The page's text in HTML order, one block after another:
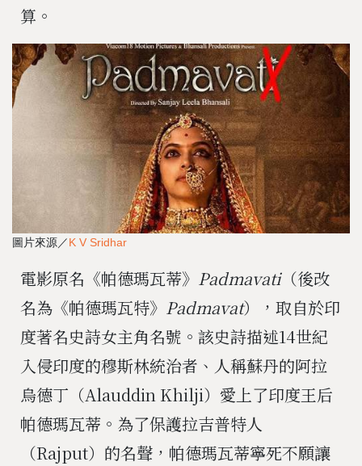
算。
圖片來源／K V Sridhar
電影原名《帕德瑪瓦蒂》 Padmavati（後改
名為《帕德瑪瓦特》 Padmavat），取自於印
度著名史詩女主角名號。該史詩描述14世紀
入侵印度的穆斯林統治者、人稱蘇丹的阿拉
烏德丁（Alauddin Khilji）愛上了印度王后
帕德瑪瓦蒂。為了保護拉吉普特人
（Rajput）的名聲，帕德瑪瓦蒂寧死不願讓